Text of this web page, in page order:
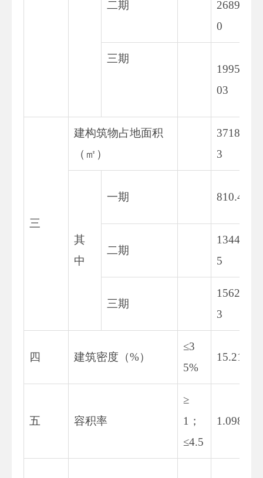
二期
2689.3
0
三期
19954.
03
三
建构筑物占地面积
（㎡）
3718.0
3
其
中
一期 810.45
二期
1344.6
5
三期
1562.9
3
四 建筑密度（%）
≤3
5%
15.21
五 容积率
≥
1；
≤4.5
1.098